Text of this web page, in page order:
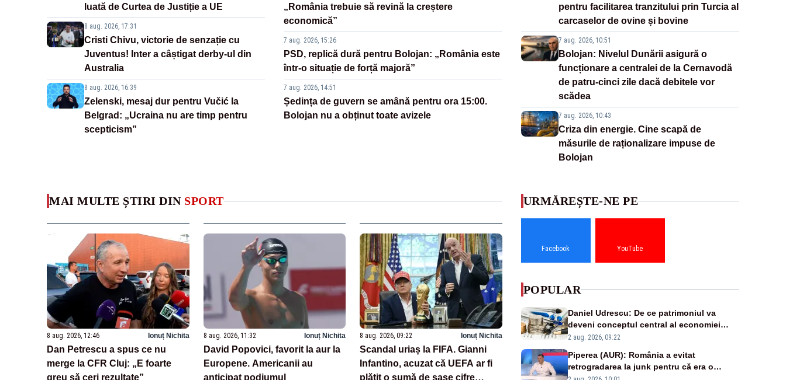
luată de Curtea de Justiție a UE
8 aug. 2026, 17:31
Cristi Chivu, victorie de senzație cu
Juventus! Inter a câștigat derby-ul din
Australia
8 aug. 2026, 16:39
Zelenski, mesaj dur pentru Vučić la
Belgrad: „Ucraina nu are timp pentru
scepticism”
„România trebuie să revină la creștere
economică”
7 aug. 2026, 15:26
PSD, replică dură pentru Bolojan: „România este
într-o situație de forță majoră”
7 aug. 2026, 14:51
Ședința de guvern se amână pentru ora 15:00.
Bolojan nu a obținut toate avizele
pentru facilitarea tranzitului prin Turcia al
carcaselor de ovine și bovine
7 aug. 2026, 10:51
Bolojan: Nivelul Dunării asigură o
funcționare a centralei de la Cernavodă
de patru-cinci zile dacă debitele vor
scădea
7 aug. 2026, 10:43
Criza din energie. Cine scapă de
măsurile de raționalizare impuse de
Bolojan
MAI MULTE ȘTIRI DIN SPORT
8 aug. 2026, 12:46 Ionuț Nichita
Dan Petrescu a spus ce nu
merge la CFR Cluj: „E foarte
greu să ceri rezultate”
8 aug. 2026, 11:32 Ionuț Nichita
David Popovici, favorit la aur la
Europene. Americanii au
anticipat podiumul
8 aug. 2026, 09:22 Ionuț Nichita
Scandal uriaș la FIFA. Gianni
Infantino, acuzat că UEFA ar fi
plătit o sumă de șase cifre
URMĂREȘTE-NE PE
Facebook YouTube
POPULAR
Daniel Udrescu: De ce patrimoniul va
deveni conceptul central al economiei
viitoare?
2 aug. 2026, 09:22
Piperea (AUR): România a evitat
retrogradarea la junk pentru că era o